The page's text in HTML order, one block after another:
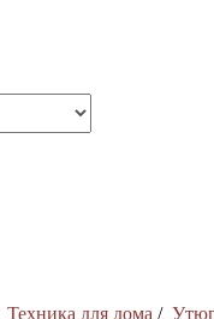
Техника для дома /